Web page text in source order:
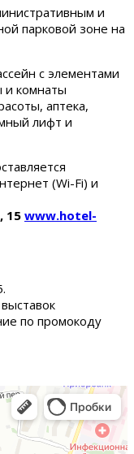
и
парковой зоне на
с элементами
и комнаты
аптека,
лифт и
(Wi-Fi) и
15 www.hotel-
по промокоду